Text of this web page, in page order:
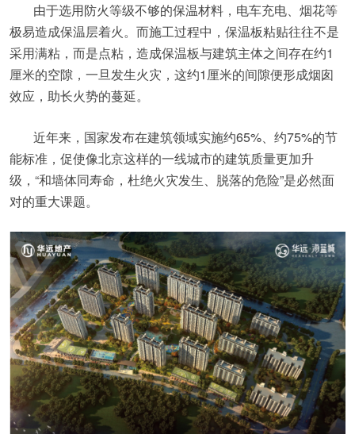
由于选用防火等级不够的保温材料，电车充电、烟花等
极易造成保温层着火。而施工过程中，保温板粘贴往往不是
采用满粘，而是点粘，造成保温板与建筑主体之间存在约1
厘米的空隙，一旦发生火灾，这约1厘米的间隙便形成烟囱
效应，助长火势的蔓延。
近年来，国家发布在建筑领域实施约65%、约75%的节
能标准，促使像北京这样的一线城市的建筑质量更加升
级，“和墙体同寿命，杜绝火灾发生、脱落的危险”是必然面
对的重大课题。